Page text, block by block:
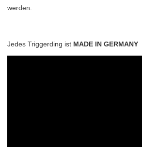
werden.
Jedes Triggerding ist MADE IN GERMANY